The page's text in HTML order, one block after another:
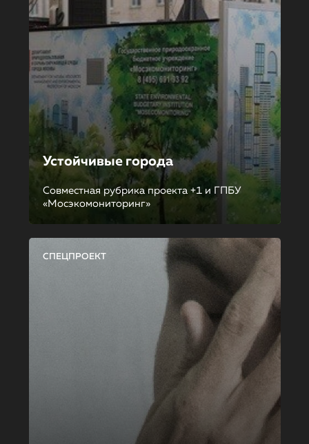
Устойчивые города
Совместная рубрика проекта +1 и ГПБУ
«Мосэкомониторинг»
СПЕЦПРОЕКТ